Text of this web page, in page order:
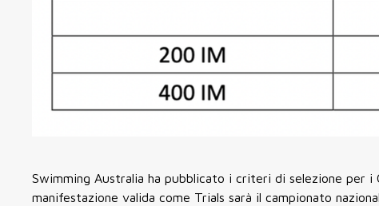
Swimming Australia ha pubblicato i criteri di selezione per i
manifestazione valida come Trials sarà il campionato